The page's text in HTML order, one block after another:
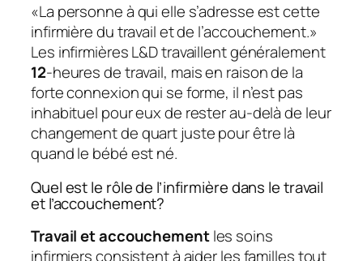
«La personne à qui elle s’adresse est cette
infirmière du travail et de l’accouchement.»
Les infirmières L&D travaillent généralement
12-heures de travail, mais en raison de la
forte connexion qui se forme, il n’est pas
inhabituel pour eux de rester au-delà de leur
changement de quart juste pour être là
quand le bébé est né.
Quel est le rôle de l’infirmière dans le travail
et l’accouchement?
Travail et accouchementles soins
infirmiers consistent à aider les familles tout